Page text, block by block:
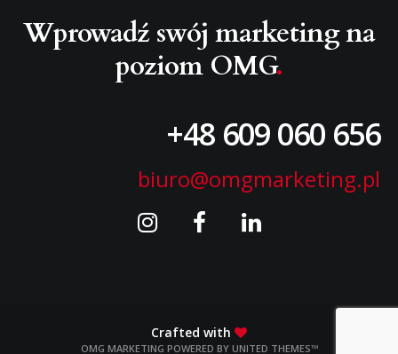
Wprowadź swój marketingna
poziom OMG.
+48 609 060 656
biuro@omgmarketing.pl
Crafted with
OMG MARKETING POWERED BY UNITED THEMES™